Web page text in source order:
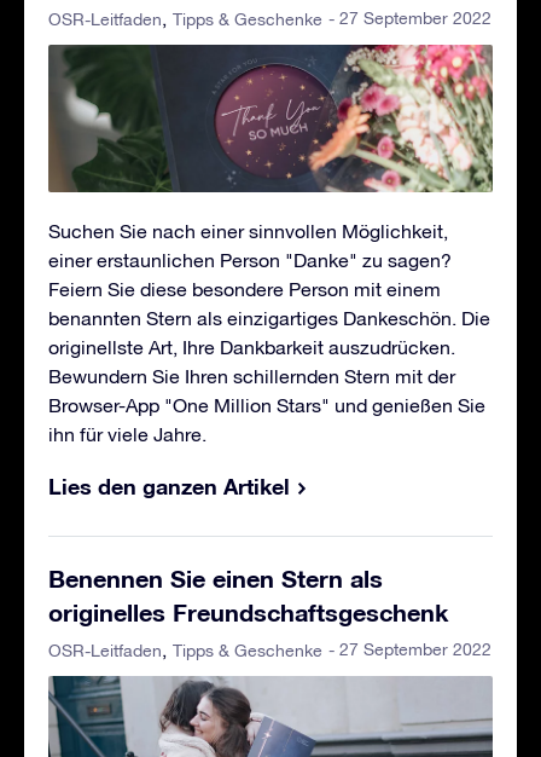
OSR-Leitfaden Tipps & Geschenke - 27 September 2022
Suchen Sie nach einer sinnvollen Möglichkeit,
einer erstaunlichen Person "Danke" zu sagen?
Feiern Sie diese besondere Person mit einem
benannten Stern als einzigartiges Dankeschön. Die
originellste Art, Ihre Dankbarkeit auszudrücken.
Bewundern Sie Ihren schillernden Stern mit der
Browser-App "One Million Stars" und genießen Sie
ihn für viele Jahre.
Lies den ganzen Artikel
Benennen Sie einen Stern als
originelles Freundschaftsgeschenk
OSR-Leitfaden Tipps & Geschenke - 27 September 2022